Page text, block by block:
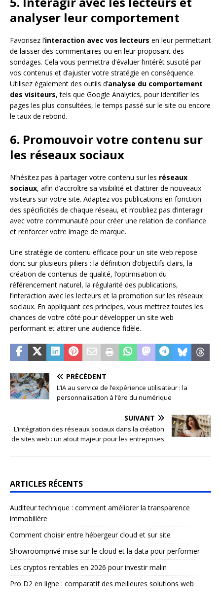
analyser leur comportement
Favorisez l’interaction avec vos lecteurs en leur permettant
de laisser des commentaires ou en leur proposant des
sondages. Cela vous permettra d’évaluer l’intérêt suscité par
vos contenus et d’ajuster votre stratégie en conséquence.
Utilisez également des outils d’analyse du comportement
des visiteurs, tels que Google Analytics, pour identifier les
pages les plus consultées, le temps passé sur le site ou encore
le taux de rebond.
6. Promouvoir votre contenu sur
les réseaux sociaux
N’hésitez pas à partager votre contenu sur les réseaux
sociaux, afin d’accroître sa visibilité et d’attirer de nouveaux
visiteurs sur votre site. Adaptez vos publications en fonction
des spécificités de chaque réseau, et n’oubliez pas d’interagir
avec votre communauté pour créer une relation de confiance
et renforcer votre image de marque.
Une stratégie de contenu efficace pour un site web repose
donc sur plusieurs piliers : la définition d’objectifs clairs, la
création de contenus de qualité, l’optimisation du
référencement naturel, la régularité des publications,
l’interaction avec les lecteurs et la promotion sur les réseaux
sociaux. En appliquant ces principes, vous mettrez toutes les
chances de votre côté pour développer un site web
performant et attirer une audience fidèle.
PRÉCÉDENT
L’IA au service de l’expérience utilisateur : la
personnalisation à l’ère du numérique
SUIVANT
L’intégration des réseaux sociaux dans la création
de sites web : un atout majeur pour les entreprises
ARTICLES RÉCENTS
Auditeur technique : comment améliorer la transparence
immobilière
Comment choisir entre hébergeur cloud et sur site
Showroomprivé mise sur le cloud et la data pour performer
Les cryptos rentables en 2026 pour investir malin
Pro D2 en ligne : comparatif des meilleures solutions web